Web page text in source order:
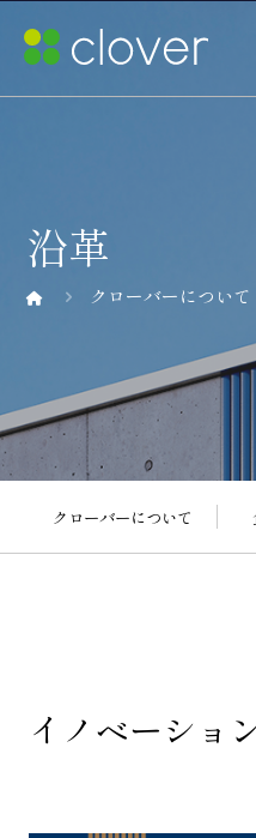
沿革
クローバーについて
クローバーについて
イノベーショ